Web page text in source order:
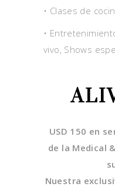
• Clases de
•
vivo, Shows
USD 150 en
de la Medical
Nuestra